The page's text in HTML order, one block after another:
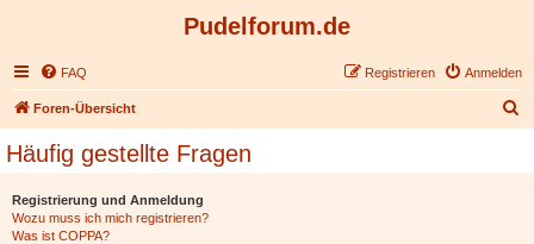
Pudelforum.de
FAQ Anmelden
Registrieren
Foren-Übersicht
Häufig gestellte Fragen
Registrierung und Anmeldung
Wozu muss ich mich registrieren?
Was ist COPPA?